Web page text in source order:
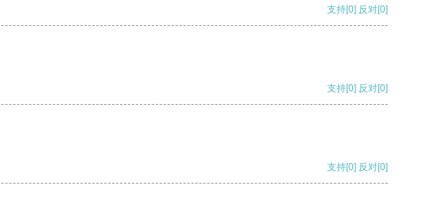
支持[0] 反对[0]
支持[0] 反对[0]
支持[0] 反对[0]